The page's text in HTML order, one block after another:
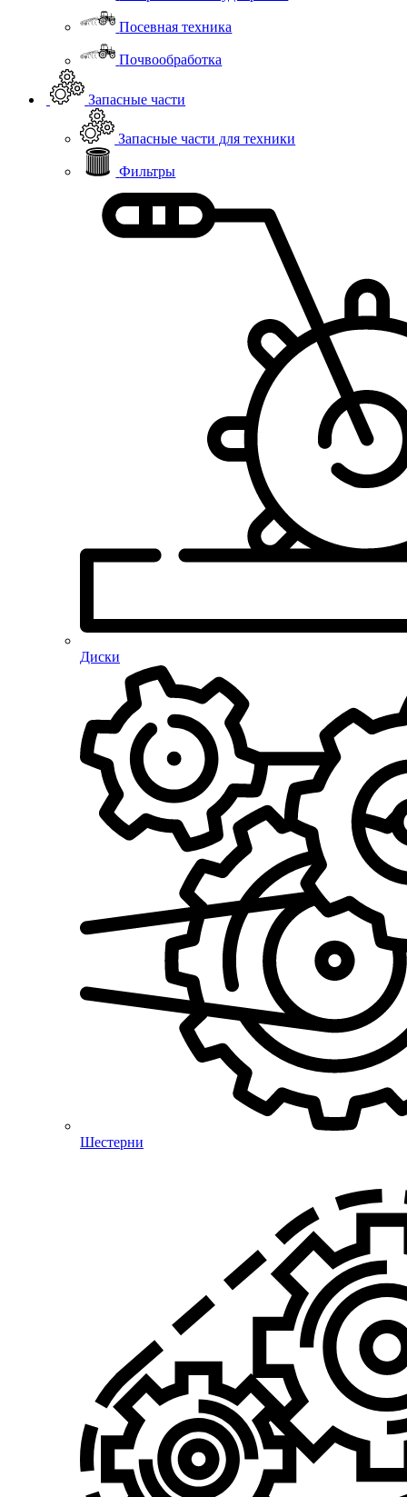
Посевная техника
Почвообработка
Запасные части
Запасные части для техники
Фильтры
Диски
Шестерни